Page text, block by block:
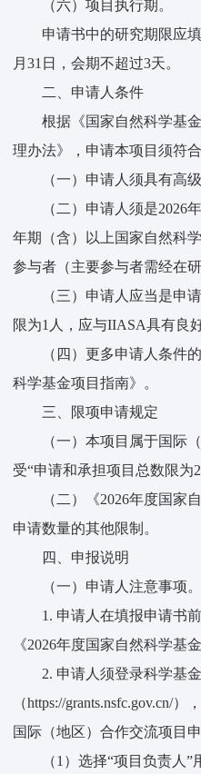
（六）项目执行期。
申请书中的研究期限应
月31日，会期不超过3天。
二、申请人条件
根据《国家自然科学基
理办法》，申请本项目须符
（一）申请人须具有高
（二）申请人须是2026
年期（含）以上国家自然科
参与者（主要参与者需经在
（三）申请人应当是申
限为1人，应与IIASA具有良
（四）更多申请人条件
科学基金项目指南》。
三、限项申请规定
（一）本项目属于国际
受“申请和承担项目总数限为
（二）《2026年度国家
申请数量的其他限制。
四、申报说明
（一）申请人注意事项。
1. 申请人在填报申请书
《2026年度国家自然科学基
2. 申请人须登录科学基
（https://grants.nsfc.gov.cn/
国际（地区）合作交流项目
（1）选择“项目负责人